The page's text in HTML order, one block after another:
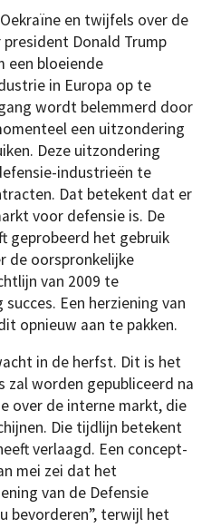
en twijfels over de
Donald Trump
een bloeiende
in Europa op te
wordt belemmerd door
een uitzondering
Deze uitzondering
industrieën te
Dat betekent dat er
voor defensie is. De
geprobeerd het gebruik
de oorspronkelijke
van 2009 te
Een herziening van
opnieuw aan te pakken.
in de herfst. Dit is het
zal worden gepubliceerd na
over de interne markt, die
Die tijdlijn betekent
verlaagd. Een concept-
mei zei dat het
van de Defensie
bevorderen”, terwijl het